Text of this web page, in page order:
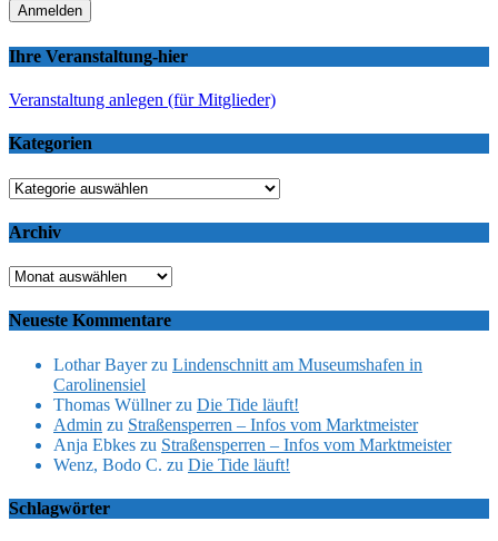
Ihre Veranstaltung-hier
Veranstaltung anlegen (für Mitglieder)
Kategorien
Kategorien
Archiv
Archiv
Neueste Kommentare
Lothar Bayerzu Lindenschnitt am Museumshafen in
Carolinensiel
Thomas Wüllnerzu Die Tide läuft!
Admin zu Straßensperren – Infos vom Marktmeister
Anja Ebkes zu Straßensperren – Infos vom Marktmeister
Wenz, Bodo C. zu Die Tide läuft!
Schlagwörter